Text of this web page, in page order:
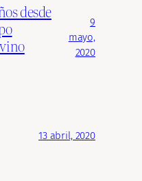
desde
9
mayo,
2020
13 abril, 2020